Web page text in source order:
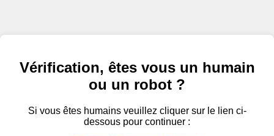
Vérification, êtes vous un humain
ou un robot ?
Si vous êtes humains veuillez cliquer sur le lien ci-
dessous pour continuer :